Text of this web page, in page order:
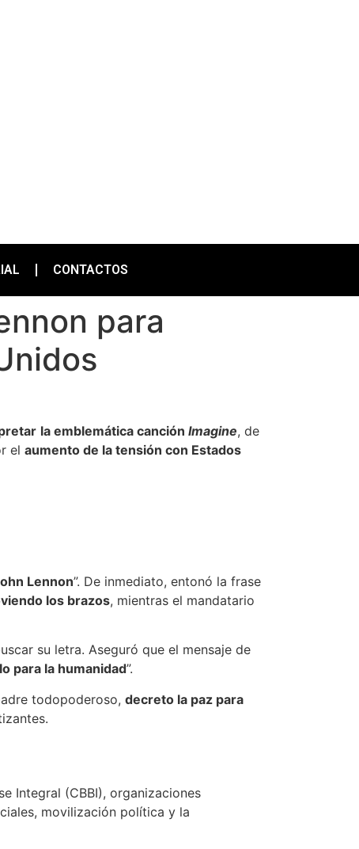
CONTACTOS
para
la emblemática canción Imagine, de
el aumento de la tensión con Estados
Lennon”. De inmediato, entonó la frase
los brazos, mientras el mandatario
su letra. Aseguró que el mensaje de
para la humanidad”.
todopoderoso, decreto la paz para
Integral (CBBI), organizaciones
movilización política y la